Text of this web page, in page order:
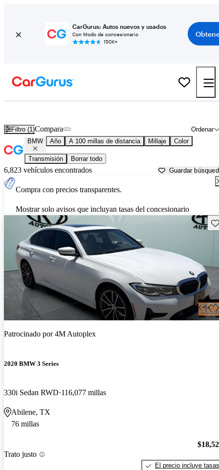
CarGurus: Autos nuevos y usados
Con Modo de concesionario
150K+
Filtro (1) Ordenar
Compara
BMW Año A 100 millas de distancia Millaje Color
Transmisión Borrar todo
6,823 vehículos encontrados Guardar
Compra con precios transparentes.
Mostrar solo avisos que incluyan tasas del concesionario
Patrocinado por4M Autoplex
2020 BMW 3 Series
330i Sedan RWD 116,077 millas
Abilene, TX
76 millas
Trato justo
El precio incluye tasas